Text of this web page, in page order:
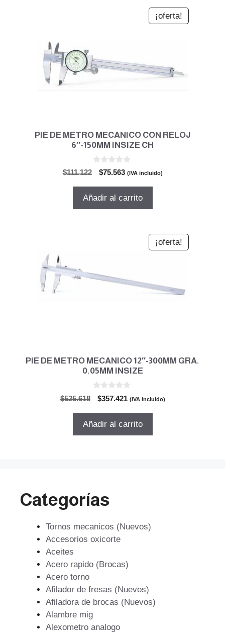
¡oferta!
PIE DE METRO MECANICO CON RELOJ
6″-150MM INSIZE CH
$111.122
El
original
$75.563El
actual
(IVA incluido)
Añadir al carrito
¡oferta!
PIE DE METRO MECANICO 12″-300MM GRA.
0.05MM INSIZE
$525.618
El
original
$357.421 El
actual
(IVA incluido)
Añadir al carrito
Categorías
Tornos mecanicos (Nuevos)
Accesorios oxicorte
Aceites
Acero rapido (Brocas)
Acero torno
Afilador de fresas (Nuevos)
Afiladora de brocas (Nuevos)
Alambre mig
Alexometro analogo